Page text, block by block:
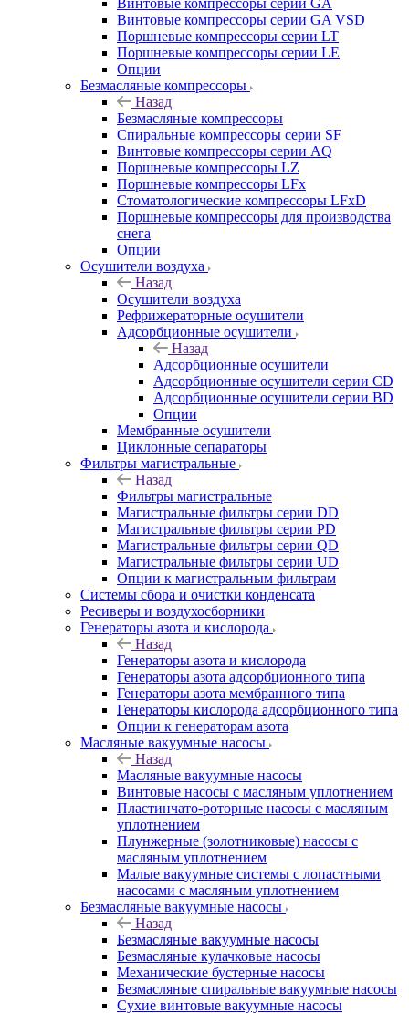
Винтовые компрессоры cерии GA
Винтовые компрессоры cерии GA VSD
Поршневые компрессоры серии LT
Поршневые компрессоры серии LE
Опции
Безмасляные компрессоры
Назад
Безмасляные компрессоры
Спиральные компрессоры серии SF
Винтовые компрессоры серии AQ
Поршневые компрессоры LZ
Поршневые компрессоры LFx
Стоматологические компрессоры LFxD
Поршневые компрессоры для производства
снега
Опции
Осушители воздуха
Назад
Осушители воздуха
Рефрижераторные осушители
Адсорбционные осушители
Назад
Адсорбционные осушители
Адсорбционные осушители серии CD
Адсорбционные осушители серии BD
Опции
Мембранные осушители
Циклонные сепараторы
Фильтры магистральные
Назад
Фильтры магистральные
Магистральные фильтры серии DD
Магистральные фильтры серии PD
Магистральные фильтры серии QD
Магистральные фильтры серии UD
Опции к магистральным фильтрам
Системы сбора и очистки конденсата
Ресиверы и воздухосборники
Генераторы азота и кислорода
Назад
Генераторы азота и кислорода
Генераторы азота адсорбционного типа
Генераторы азота мембранного типа
Генераторы кислорода адсорбционного типа
Опции к генераторам азота
Масляные вакуумные насосы
Назад
Масляные вакуумные насосы
Винтовые насосы с масляным уплотнением
Пластинчато-роторные насосы с масляным
уплотнением
Плунжерные (золотниковые) насосы с
масляным уплотнением
Малые вакуумные системы с лопастными
насосами с масляным уплотнением
Безмасляные вакуумные насосы
Назад
Безмасляные вакуумные насосы
Безмасляные кулачковые насосы
Механические бустерные насосы
Безмасляные спиральные вакуумные насосы
Сухие винтовые вакуумные насосы